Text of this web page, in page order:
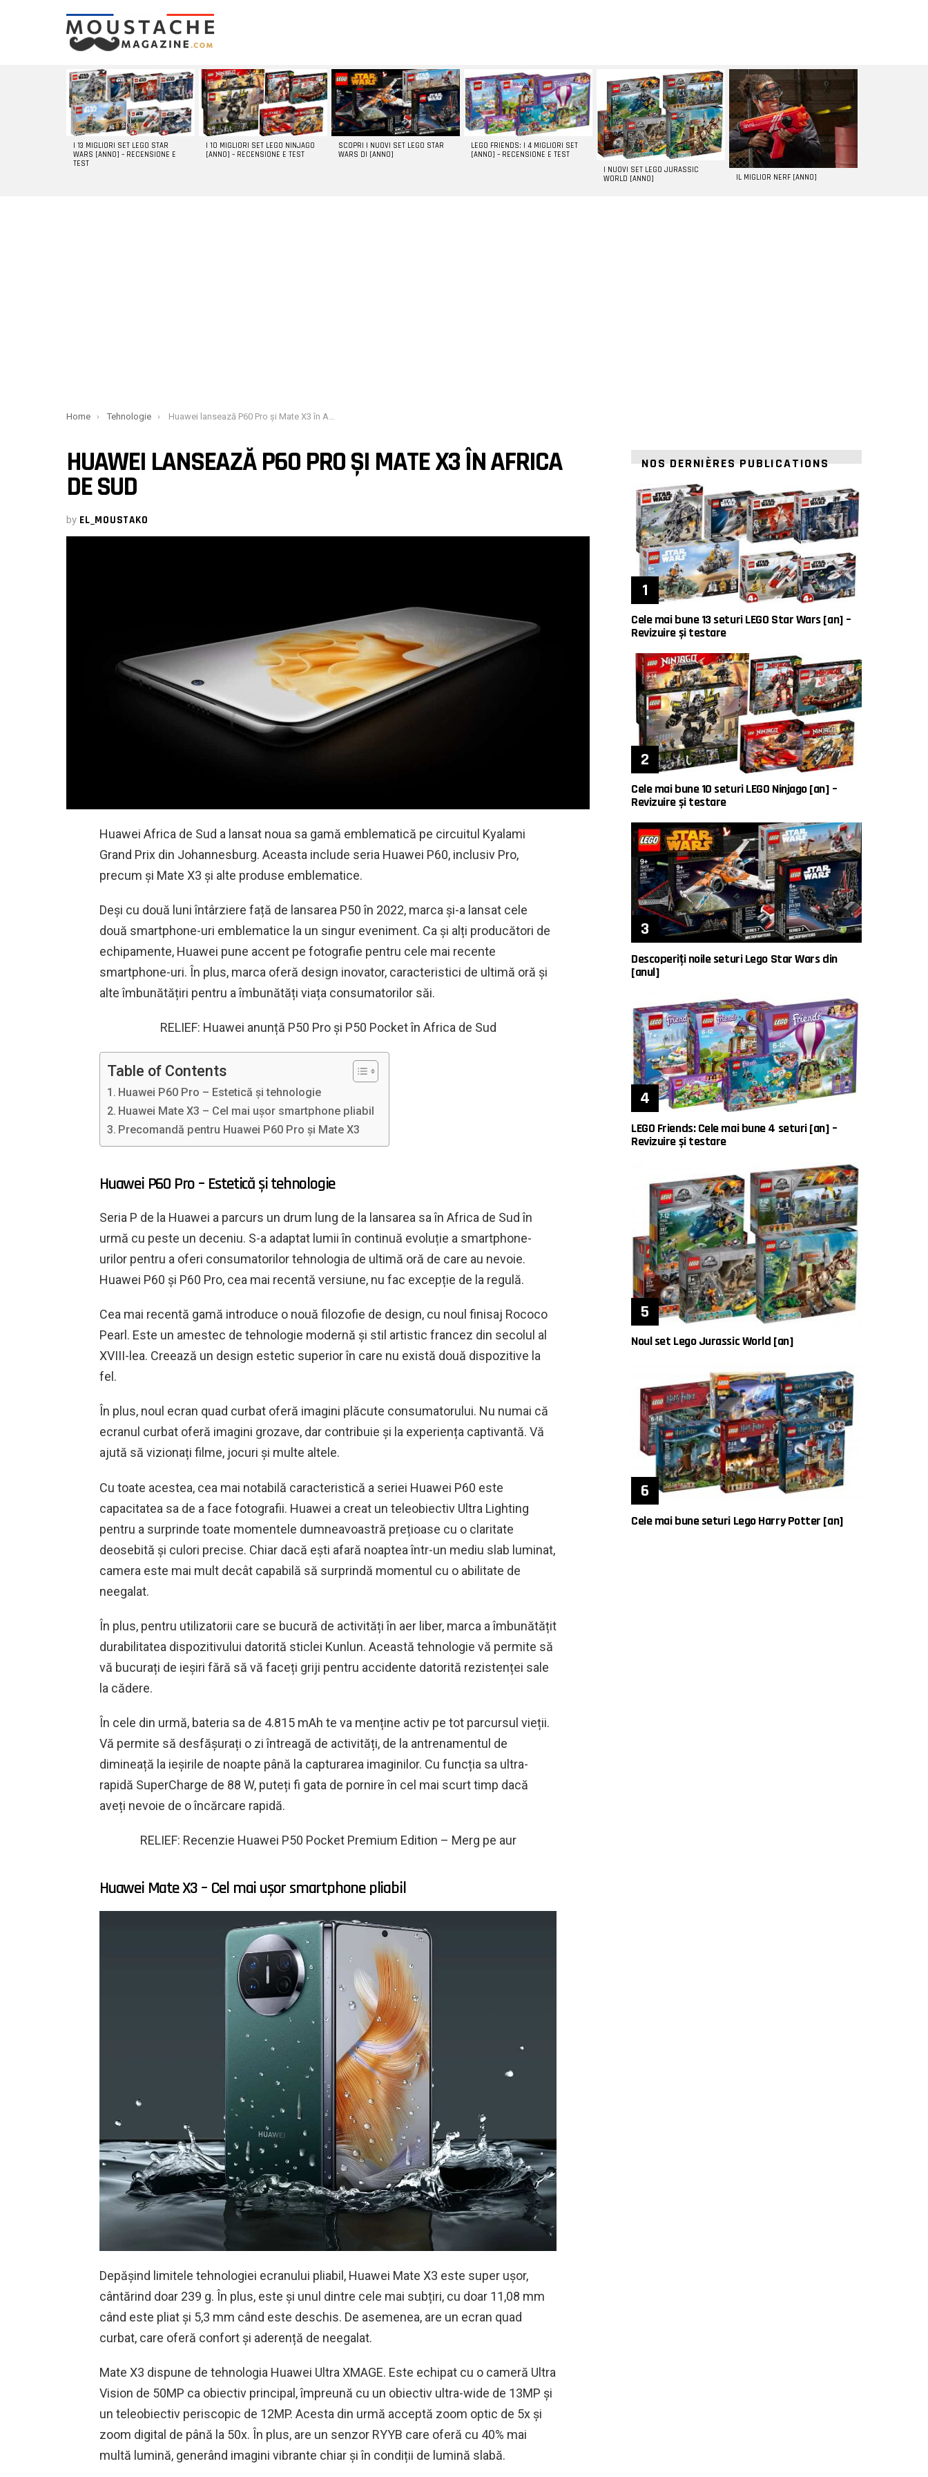
LATEST
STORIES
I 13 MIGLIORI SET LEGO STAR
WARS [ANNO] – RECENSIONE E
TEST
I 10 MIGLIORI SET LEGO NINJAGO
[ANNO] – RECENSIONE E TEST
SCOPRI I NUOVI SET LEGO STAR
WARS DI [ANNO]
LEGO FRIENDS: I 4 MIGLIORI SET
[ANNO] – RECENSIONE E TEST
I NUOVI SET LEGO JURASSIC
WORLD [ANNO]
IL MIGLIOR NERF [ANNO]
You are here:
Home Tehnologie Huawei lansează P60 Pro și Mate X3 în Africa de Sud
HUAWEI LANSEAZĂ P60 PRO ȘI MATE X3 ÎN AFRICA
DE SUD
by EL_MOUSTAKO
Huawei Africa de Sud a lansat noua sa gamă emblematică pe circuitul Kyalami
Grand Prix din Johannesburg. Aceasta include seria Huawei P60, inclusiv Pro,
precum și Mate X3 și alte produse emblematice.
Deși cu două luni întârziere față de lansarea P50 în 2022, marca și-a lansat cele
două smartphone-uri emblematice la un singur eveniment. Ca și alți producători de
echipamente, Huawei pune accent pe fotografie pentru cele mai recente
smartphone-uri. În plus, marca oferă design inovator, caracteristici de ultimă oră și
alte îmbunătățiri pentru a îmbunătăți viața consumatorilor săi.
RELIEF: Huawei anunță P50 Pro și P50 Pocket în Africa de Sud
Table of Contents
Huawei P60 Pro – Estetică și tehnologie
Huawei Mate X3 – Cel mai ușor smartphone pliabil
Precomandă pentru Huawei P60 Pro și Mate X3
Huawei P60 Pro – Estetică și tehnologie
Seria P de la Huawei a parcurs un drum lung de la lansarea sa în Africa de Sud în
urmă cu peste un deceniu. S-a adaptat lumii în continuă evoluție a smartphone-
urilor pentru a oferi consumatorilor tehnologia de ultimă oră de care au nevoie.
Huawei P60 și P60 Pro, cea mai recentă versiune, nu fac excepție de la regulă.
Cea mai recentă gamă introduce o nouă filozofie de design, cu noul finisaj Rococo
Pearl. Este un amestec de tehnologie modernă și stil artistic francez din secolul al
XVIII-lea. Creează un design estetic superior în care nu există două dispozitive la
fel.
În plus, noul ecran quad curbat oferă imagini plăcute consumatorului. Nu numai că
ecranul curbat oferă imagini grozave, dar contribuie și la experiența captivantă. Vă
ajută să vizionați filme, jocuri și multe altele.
Cu toate acestea, cea mai notabilă caracteristică a seriei Huawei P60 este
capacitatea sa de a face fotografii. Huawei a creat un teleobiectiv Ultra Lighting
pentru a surprinde toate momentele dumneavoastră prețioase cu o claritate
deosebită și culori precise. Chiar dacă ești afară noaptea într-un mediu slab luminat,
camera este mai mult decât capabilă să surprindă momentul cu o abilitate de
neegalat.
În plus, pentru utilizatorii care se bucură de activități în aer liber, marca a îmbunătățit
durabilitatea dispozitivului datorită sticlei Kunlun. Această tehnologie vă permite să
vă bucurați de ieșiri fără să vă faceți griji pentru accidente datorită rezistenței sale
la cădere.
În cele din urmă, bateria sa de 4.815 mAh te va menține activ pe tot parcursul vieții.
Vă permite să desfășurați o zi întreagă de activități, de la antrenamentul de
dimineață la ieșirile de noapte până la capturarea imaginilor. Cu funcția sa ultra-
rapidă SuperCharge de 88 W, puteți fi gata de pornire în cel mai scurt timp dacă
aveți nevoie de o încărcare rapidă.
RELIEF: Recenzie Huawei P50 Pocket Premium Edition – Merg pe aur
Huawei Mate X3 – Cel mai ușor smartphone pliabil
Depășind limitele tehnologiei ecranului pliabil, Huawei Mate X3 este super ușor,
cântărind doar 239 g. În plus, este și unul dintre cele mai subțiri, cu doar 11,08 mm
când este pliat și 5,3 mm când este deschis. De asemenea, are un ecran quad
curbat, care oferă confort și aderență de neegalat.
Mate X3 dispune de tehnologia Huawei Ultra XMAGE. Este echipat cu o cameră Ultra
Vision de 50MP ca obiectiv principal, împreună cu un obiectiv ultra-wide de 13MP și
un teleobiectiv periscopic de 12MP. Acesta din urmă acceptă zoom optic de 5x și
zoom digital de până la 50x. În plus, are un senzor RYYB care oferă cu 40% mai
multă lumină, generând imagini vibrante chiar și în condiții de lumină slabă.
NOS DERNIÈRES PUBLICATIONS
Cele mai bune 13 seturi LEGO Star Wars [an] –
Revizuire și testare
Cele mai bune 10 seturi LEGO Ninjago [an] –
Revizuire și testare
Descoperiți noile seturi Lego Star Wars din
[anul]
LEGO Friends: Cele mai bune 4 seturi [an] –
Revizuire și testare
Noul set Lego Jurassic World [an]
Cele mai bune seturi Lego Harry Potter [an]